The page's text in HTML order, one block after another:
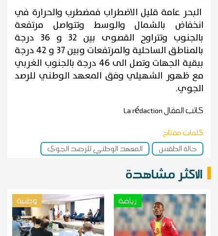
البحر عامة قليل الاضطراب فمضطرب والحرارة في
انخفاض بالشمال والوسط وتتواصل مرتفعة
بالجنوب وتتراوح القصوى بين 32 و 36 درجة
بالمناطق الساحلية والمرتفعات وبين 37 و 42 درجة
ببقية الجهات وتصل الى 46 درجة بالجنوب الغربي
مع ظهور الشهيلي وفق المعهد الوطني للرصد
الجوي.
كاتب المقالLa rédaction
كلمات مفتاح
حالة الطقس
المعهد الوطني للرصد الجوي
الاكثر مشاهدة
رياضة وطنية